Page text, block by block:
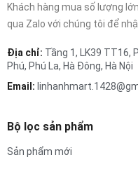
Khách hàng mua số lượng
qua Zalo với chúng tôi để
Địa chỉ: Tầng 1, LK39 TT16,
Phú, Phú La, Hà Đông, Hà Nội
Email:
Bộ lọc sản phẩm
Sản phẩm mới